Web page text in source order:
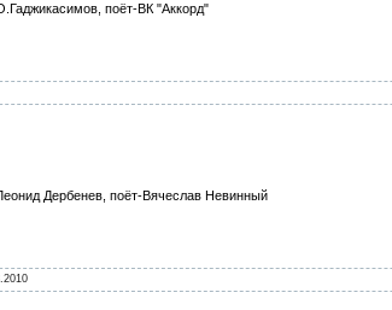
поёт-ВК "Аккорд"
Дербенев, поёт-Вячеслав Невинный